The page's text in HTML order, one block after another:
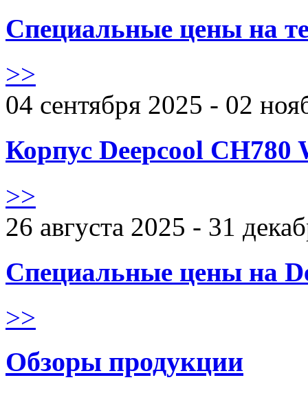
Специальные цены на
>>
04 сентября 2025 - 02
Корпус Deepcool CH780
>>
26 августа 2025 - 31
Специальные цены на
>>
Обзоры продукции